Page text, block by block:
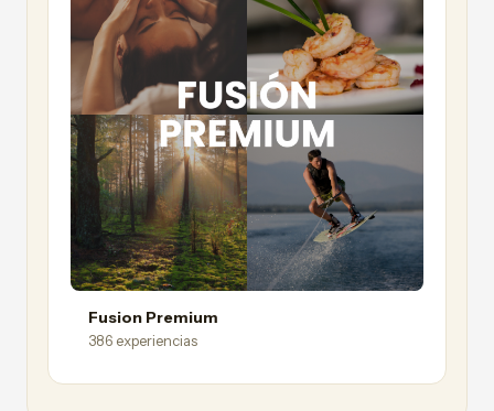
Fusion Premium
386 experiencias